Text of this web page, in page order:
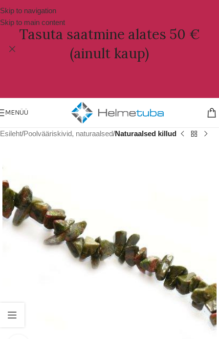
Skip to navigation
Skip to main content
Tasuta saatmine alates 50 €
(ainult kaup)
MENÜÜ
Esileht Poolvääriskivid, naturaalsed Naturaalsed killud